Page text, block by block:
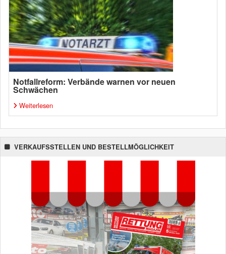
Notfallreform: Verbände warnen vor neuen
Schwächen
Weiterlesen
VERKAUFSSTELLEN UND BESTELLMÖGLICHKEIT